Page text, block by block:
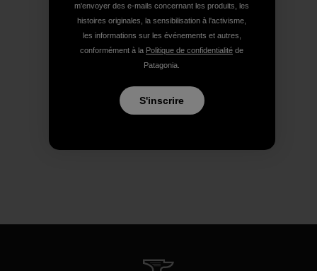
m'envoyer des e-mails concernant les produits, les
histoires originales, la sensibilisation à l'activisme,
les informations sur les événements et autres,
conformément à la Politique de confidentialité de
Patagonia.
S'inscrire